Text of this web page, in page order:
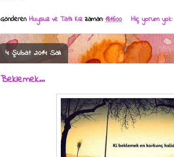
GönderenHuysuz ve Tatlı Kız zaman:18:16:00 Hiç yorum yok:
4 Şubat 2014 Salı
Beklemek...